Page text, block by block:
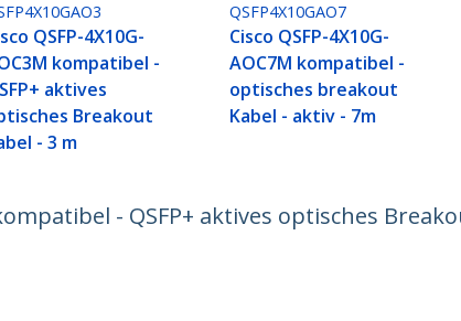
QSFP-4X10G-
kompatibel -
aktives
Breakout
- 3 m
QSFP4X10GAO7
Cisco QSFP-4X10G-
AOC7M kompatibel -
optisches breakout
Kabel - aktiv - 7m
- QSFP+ aktives optisches